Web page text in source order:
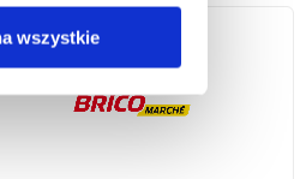
wszystkie